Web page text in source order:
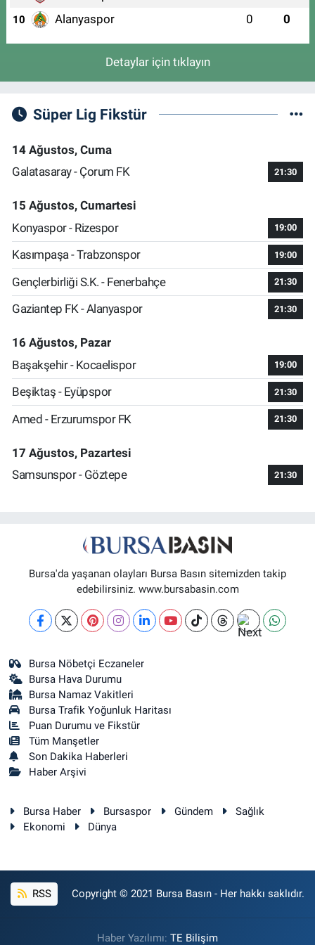
10 Alanyaspor 0 0
Detaylar için tıklayın
Süper Lig Fikstür
14 Ağustos, Cuma
Galatasaray - Çorum FK
21:30
15 Ağustos, Cumartesi
Konyaspor - Rizespor
19:00
Kasımpaşa - Trabzonspor 19:00
Gençlerbirliği S.K. - Fenerbahçe 21:30
Gaziantep FK - Alanyaspor 21:30
16 Ağustos, Pazar
Başakşehir - Kocaelispor
19:00
Beşiktaş - Eyüpspor 21:30
Amed - Erzurumspor FK 21:30
17 Ağustos, Pazartesi
Samsunspor - Göztepe
21:30
Bursa'da yaşanan olayları Bursa Basın sitemizden takip
edebilirsiniz. www.bursabasin.com
Bursa Nöbetçi Eczaneler
Bursa Hava Durumu
Bursa Namaz Vakitleri
Bursa Trafik Yoğunluk Haritası
Puan Durumu ve Fikstür
Tüm Manşetler
Son Dakika Haberleri
Haber Arşivi
Bursa Haber Bursaspor Gündem
Sağlık
Ekonomi
Dünya
RSS Copyright © 2021 Bursa Basın - Her hakkı saklıdır.
Haber Yazılımı: TE Bilişim